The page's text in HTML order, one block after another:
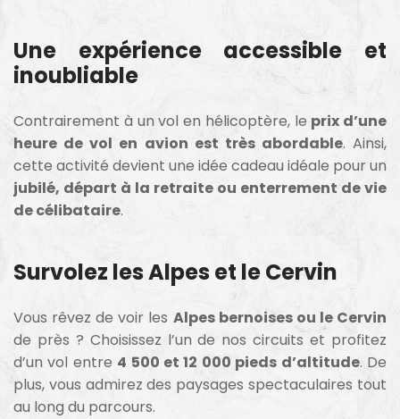
Une expérience accessible et
inoubliable
Contrairement à un vol en hélicoptère, le prix d’une
heure de vol en avion est très abordable. Ainsi,
cette activité devient une idée cadeau idéale pour un
jubilé, départ à la retraite ou enterrement de vie
de célibataire.
Survolez les Alpes et le Cervin
Vous rêvez de voir les Alpes bernoises ou le Cervin
de près ? Choisissez l’un de nos circuits et profitez
d’un vol entre 4 500 et 12 000 pieds d’altitude. De
plus, vous admirez des paysages spectaculaires tout
au long du parcours.